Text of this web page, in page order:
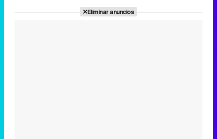
Eliminar anuncios